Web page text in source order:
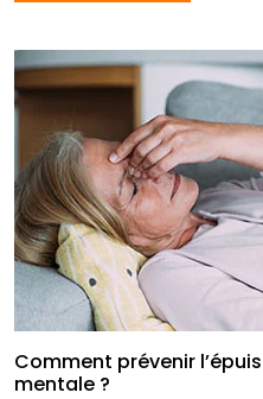
Comment prévenir
mentale ?